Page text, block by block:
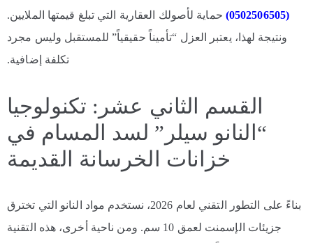
(0502506505)
حماية لأصولك العقارية التي تبلغ قيمتها الملايين.
ونتيجة لهذا، يعتبر العزل “تأميناً حقيقياً” للمستقبل وليس مجرد
تكلفة إضافية.
القسم الثاني عشر: تكنولوجيا
“النانو سيلر” لسد المسام في
خزانات الخرسانة القديمة
بناءً على التطور التقني لعام 2026، نستخدم مواد النانو التي تخترق
جزيئات الإسمنت لعمق 10 سم. ومن ناحية أخرى، هذه التقنية